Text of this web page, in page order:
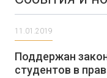
11.01.2019
Поддержан
студентов в